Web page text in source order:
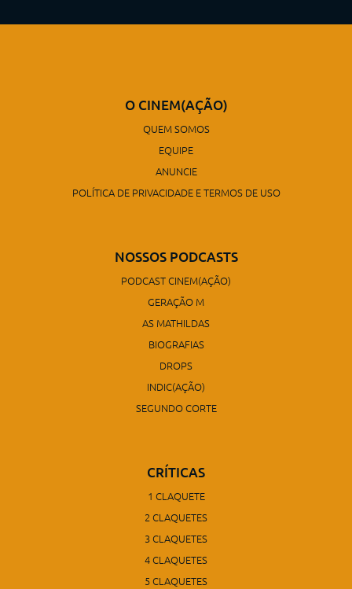
O CINEM(AÇÃO)
QUEM SOMOS
EQUIPE
ANUNCIE
POLÍTICA DE PRIVACIDADE E TERMOS DE USO
NOSSOS PODCASTS
PODCAST CINEM(AÇÃO)
GERAÇÃO M
AS MATHILDAS
BIOGRAFIAS
DROPS
INDIC(AÇÃO)
SEGUNDO CORTE
CRÍTICAS
1 CLAQUETE
2 CLAQUETES
3 CLAQUETES
4 CLAQUETES
5 CLAQUETES